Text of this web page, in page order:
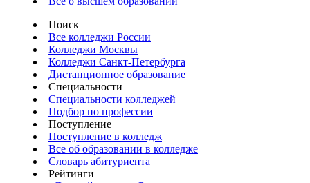
Поиск
Все колледжи России
Колледжи Москвы
Колледжи Санкт-Петербурга
Дистанционное образование
Специальности
Специальности колледжей
Подбор по профессии
Поступление
Поступление в колледж
Все об образовании в колледже
Словарь абитуриента
Рейтинги